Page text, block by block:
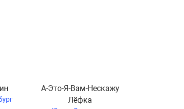
А-Это-Я-Вам-Нескажу
Лёфка